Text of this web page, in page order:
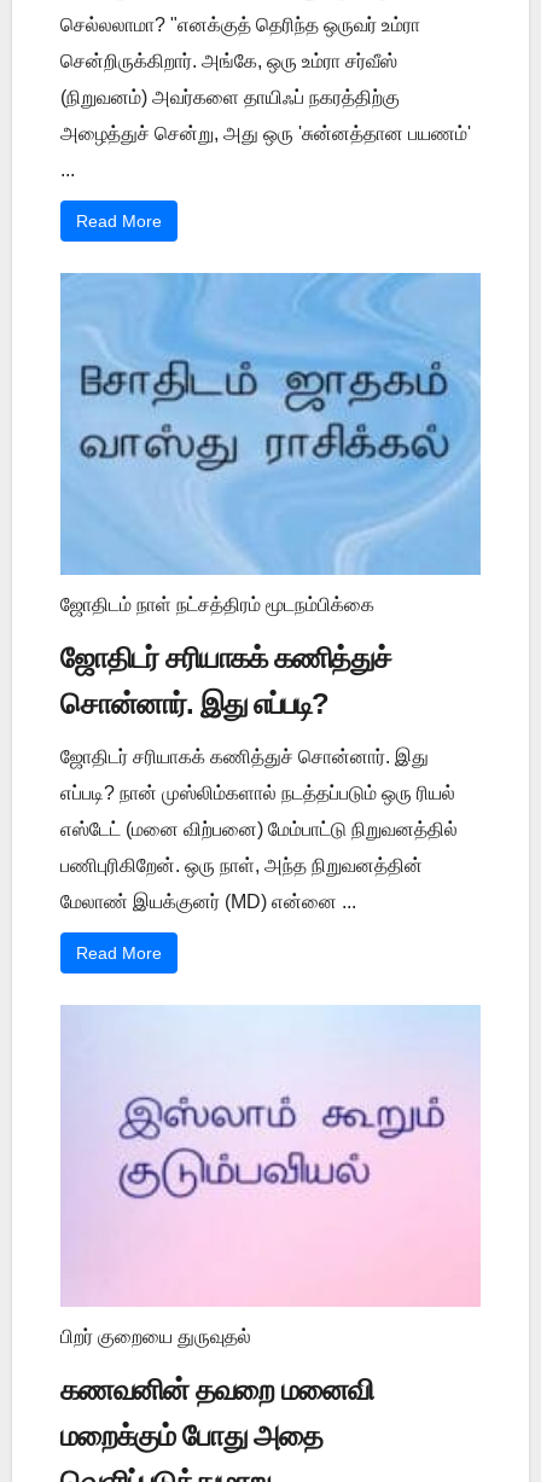
செல்லலாமா? "எனக்குத் தெரிந்த ஒருவர் உம்ரா
சென்றிருக்கிறார். அங்கே, ஒரு உம்ரா சர்வீஸ்
(நிறுவனம்) அவர்களை தாயிஃப் நகரத்திற்கு
அழைத்துச் சென்று, அது ஒரு 'சுன்னத்தான பயணம்'
...
Read More
ஜோதிடம் நாள் நட்சத்திரம் மூடநம்பிக்கை
ஜோதிடர் சரியாகக் கணித்துச்
சொன்னார். இது எப்படி?
ஜோதிடர் சரியாகக் கணித்துச் சொன்னார். இது
எப்படி? நான் முஸ்லிம்களால் நடத்தப்படும் ஒரு ரியல்
எஸ்டேட் (மனை விற்பனை) மேம்பாட்டு நிறுவனத்தில்
பணிபுரிகிறேன். ஒரு நாள், அந்த நிறுவனத்தின்
மேலாண் இயக்குனர் (MD) என்னை ...
Read More
பிறர் குறையை துருவுதல்
கணவனின் தவறை மனைவி
மறைக்கும் போது அதை